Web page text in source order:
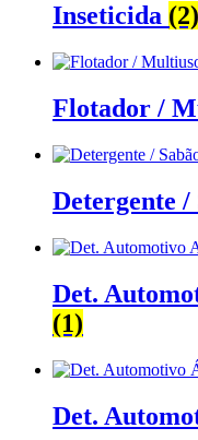
Inseticida (2)
Flotador /
Detergente /
Det.
(1)
Det.